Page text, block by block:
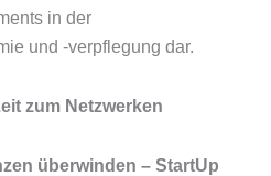
in der
und -verpflegung dar.
zum Netzwerken
überwinden – StartUp